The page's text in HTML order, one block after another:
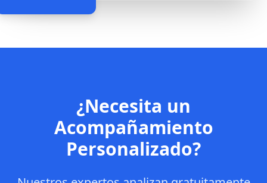
¿Necesita un
Acompañamiento
Personalizado?